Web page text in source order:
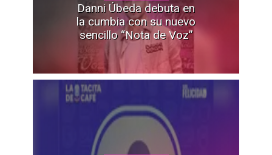
Danni Úbeda debuta en
la cumbia con su nuevo
sencillo “Nota de Voz”